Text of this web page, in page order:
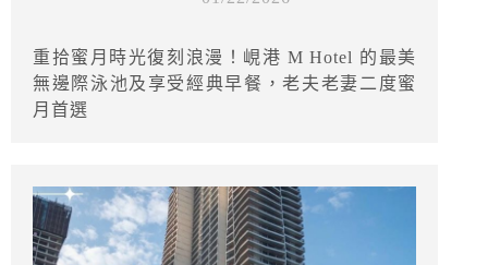
重拾蜜月時光復刻浪漫！峴港 M Hotel 的最美
無邊際泳池及享受經典早餐，老夫老妻二度蜜
月首選